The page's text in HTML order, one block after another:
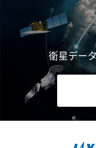
衛星デー